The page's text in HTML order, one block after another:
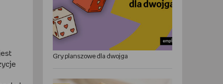
Gry planszowe dla dwojga